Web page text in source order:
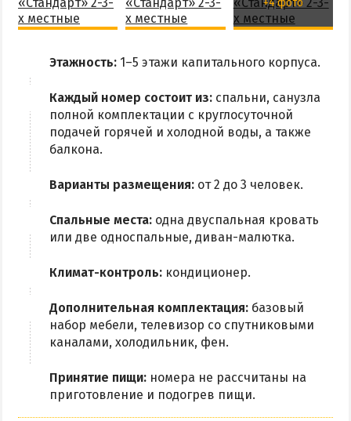
+4 фото
Этажность: 1–5 этажи капитального корпуса.
Каждый номер состоит из: спальни, санузла
полной комплектации с круглосуточной
подачей горячей и холодной воды, а также
балкона.
Варианты размещения: от 2 до 3 человек.
Спальные места: одна двуспальная кровать
или две односпальные, диван-малютка.
Климат-контроль: кондиционер.
Дополнительная комплектация: базовый
набор мебели, телевизор со спутниковыми
каналами, холодильник, фен.
Принятие пищи: номера не рассчитаны на
приготовление и подогрев пищи.